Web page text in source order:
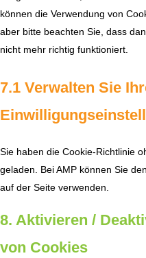
können die Verwendung von
aber bitte beachten Sie, dass
nicht mehr richtig funktioniert.
7.1 Verwalten Sie
Sie haben die Cookie-Richtlinie
geladen. Bei AMP können Sie
auf der Seite verwenden.
8. Aktivieren /
von Cookies